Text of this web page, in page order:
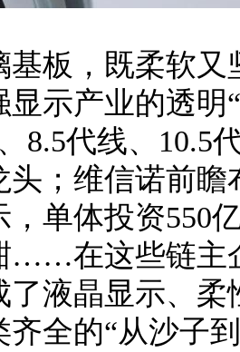
基板，既柔软又
显示产业的透明
8.5代线、10.5
头；维信诺前瞻
，单体投资550
……在这些链主
了液晶显示、柔
齐全的“从沙子